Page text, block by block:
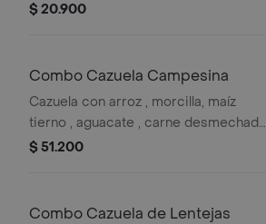
$ 20.900
Combo Cazuela Campesina
Cazuela con arroz , morcilla, maíz
tierno , aguacate , carne desmechada
, plátano maduro y huevo + bebida
$ 51.200
Combo Cazuela de Lentejas